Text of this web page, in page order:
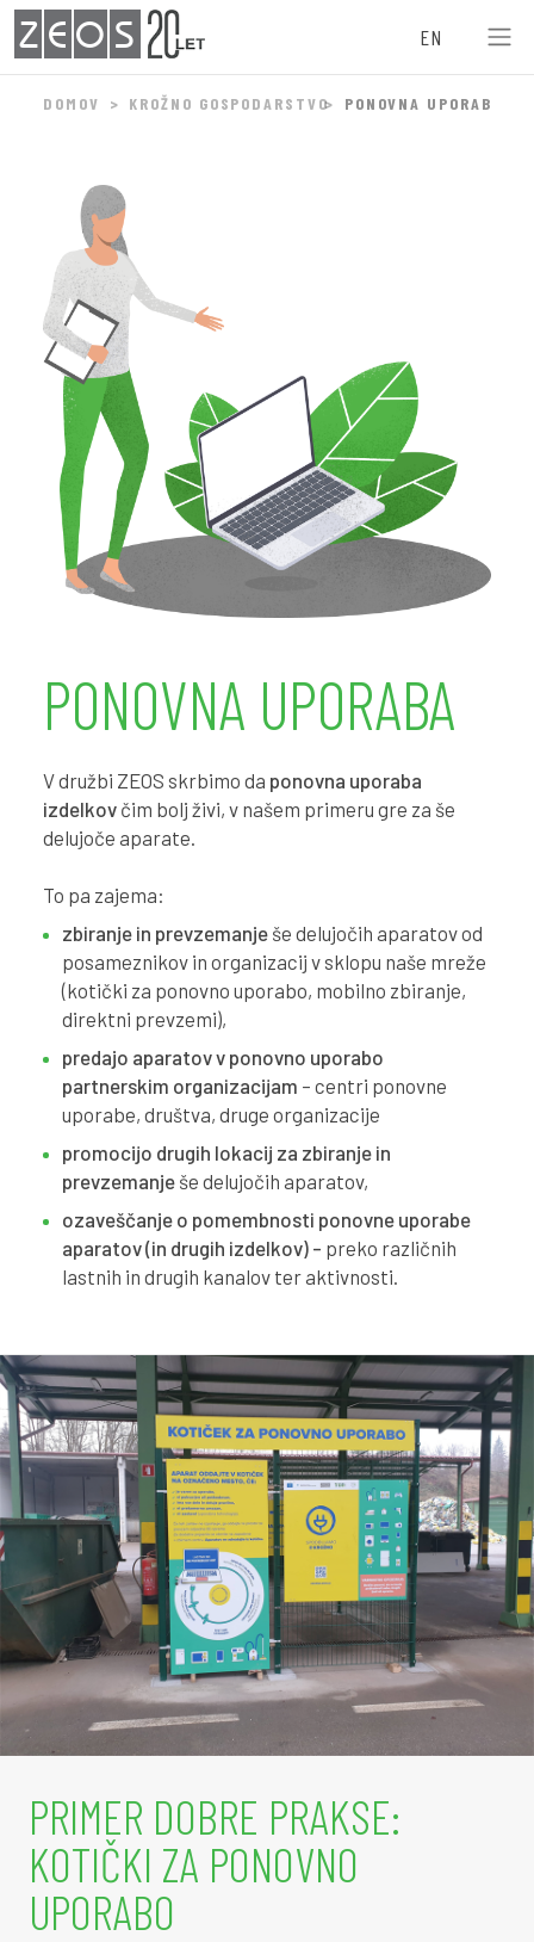
ZEOS EN
DOMOV KROŽNO GOSPODARSTVO PONOVNA UPORABA
PONOVNA UPORABA
V družbi ZEOS skrbimo da ponovna uporaba
izdelkov čim bolj živi, v našem primeru gre za še
delujoče aparate.
To pa zajema:
zbiranje in prevzemanje še delujočih aparatov od
posameznikov in organizacij v sklopu naše mreže
(kotički za ponovno uporabo, mobilno zbiranje,
direktni prevzemi),
predajo aparatov v ponovno uporabo
partnerskim organizacijam – centri ponovne
uporabe, društva, druge organizacije
promocijo drugih lokacij za zbiranje in
prevzemanje še delujočih aparatov,
ozaveščanje o pomembnosti ponovne uporabe
aparatov (in drugih izdelkov) - preko različnih
lastnih in drugih kanalov ter aktivnosti.
PRIMER DOBRE PRAKSE:
KOTIČKI ZA PONOVNO
UPORABO
1
1
2
3
3
4
5
5
6
7
8
8
9
0
0
1
2
6
0
6
1
7
3
9
4
0
1
7
3
8
4
0
6
1
7
3
8
4
0
6
1
7
3
1
7
4
7
0
4
7
0
3
0
3
6
0
3
6
9
3
6
9
2
6
9
2
5
9
2
3
6
4
3
2
0
9
7
6
4
1
0
8
7
6
4
3
1
0
8
7
5
4
3
1
0
8